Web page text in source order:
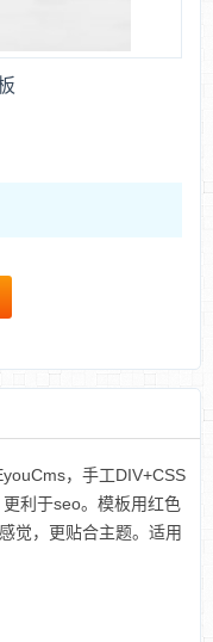
，手工DIV+CSS
利于seo。模板用红色
觉，更贴合主题。适用